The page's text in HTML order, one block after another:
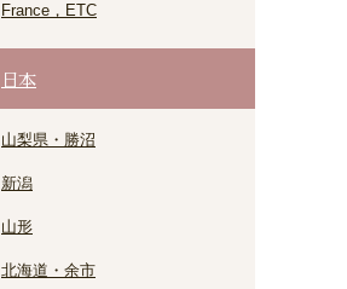
France，ETC
日本
山梨県・勝沼
新潟
山形
北海道・余市